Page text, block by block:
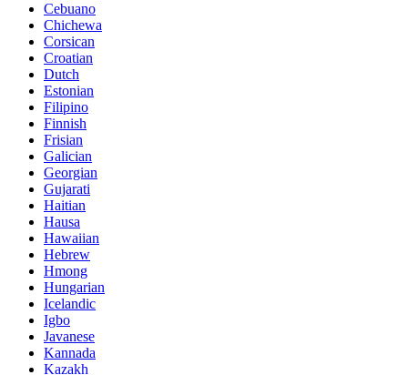
Cebuano
Chichewa
Corsican
Croatian
Dutch
Estonian
Filipino
Finnish
Frisian
Galician
Georgian
Gujarati
Haitian
Hausa
Hawaiian
Hebrew
Hmong
Hungarian
Icelandic
Igbo
Javanese
Kannada
Kazakh